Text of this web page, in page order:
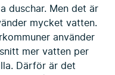
duschar. Men det är
mycket vatten.
använder
mer vatten per
Därför är det